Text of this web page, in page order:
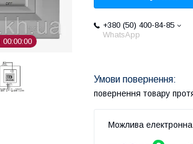
00 00 00
+380 (50) 400-84-85
WhatsApp
повернення товару